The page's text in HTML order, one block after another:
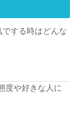
する時はどんな
度や好きな人に